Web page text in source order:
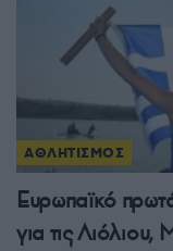
ΑΘΛΗΤΙΣΜΟΣ
Ευρωπαϊκό
για τις Λιόλιου,